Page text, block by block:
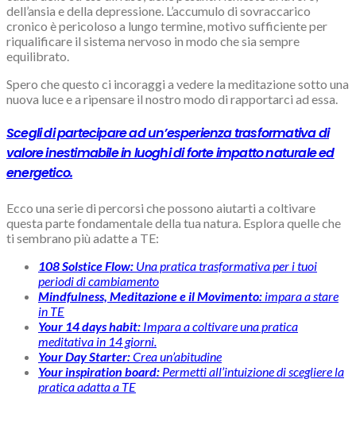
dell’ansia e della depressione. L’accumulo di sovraccarico
cronico è pericoloso a lungo termine, motivo sufficiente per
riqualificare il sistema nervoso in modo che sia sempre
equilibrato.
Spero che questo ci incoraggi a vedere la meditazione sotto una
nuova luce e a ripensare il nostro modo di rapportarci ad essa.
Scegli di partecipare ad un’esperienza trasformativa di
valore inestimabile in luoghi di forte impatto naturale ed
energetico.
Ecco una serie di percorsi che possono aiutarti a coltivare
questa parte fondamentale della tua natura. Esplora quelle che
ti sembrano più adatte a TE:
108 Solstice Flow: Una pratica trasformativa per i tuoi
periodi di cambiamento
Mindfulness, Meditazione e il Movimento: impara a stare
in TE
Your 14 days habit: Impara a coltivare una pratica
meditativa in 14 giorni.
Your Day Starter:Crea un’abitudine
Your inspiration board: Permetti all’intuizione di scegliere la
pratica adatta a TE